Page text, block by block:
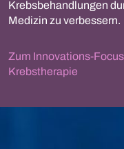
Krebsbehandlungen
Medizin zu verbessern.
Zum Innovations-
Krebstherapie